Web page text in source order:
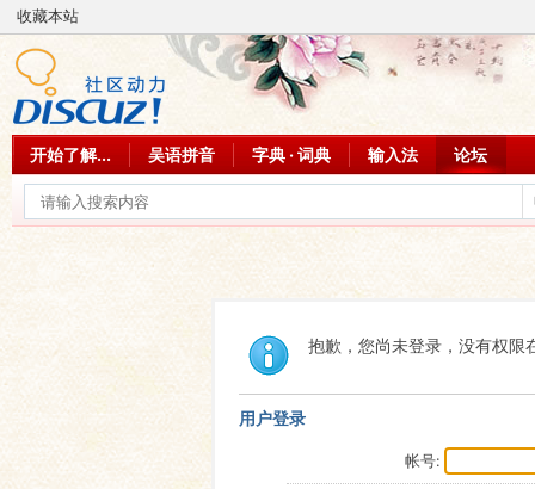
收藏本站
开始了解... 吴语拼音 字典 · 词典 输入法 论坛
抱歉，您尚未登录，没有权限
用户登录
帐号: